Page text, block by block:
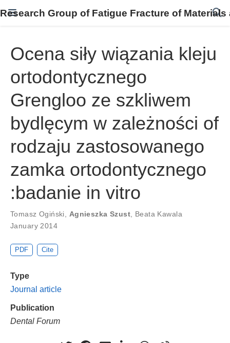
Research Group of Fatigue Fracture of
Ocena siły wiązania kleju
ortodontycznego
Grengloo ze szkliwem
bydlęcym w zależności of
rodzaju zastosowanego
zamka ortodontycznego
:badanie in vitro
Tomasz Ogiński, Agnieszka Szust, Beata Kawala
January 2014
PDF Cite
Type
Journal article
Publication
Dental Forum